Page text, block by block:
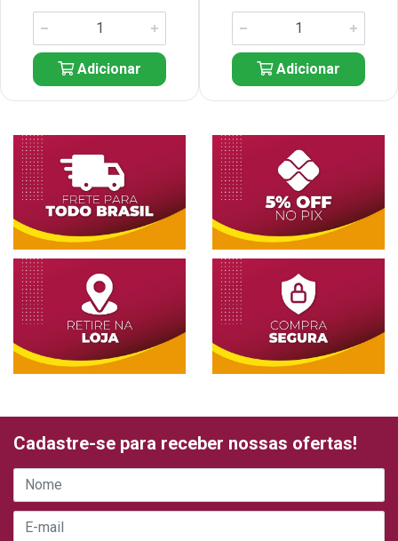
Adicionar Adicionar
Cadastre-se para receber nossas ofertas!